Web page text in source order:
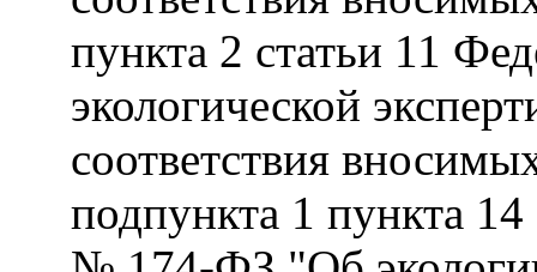
пункта 2 статьи 11
экологической
соответствия
подпункта 1 пункта 14